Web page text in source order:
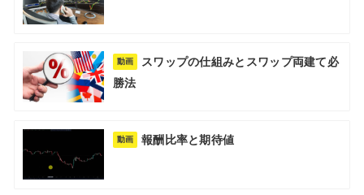
動画
スワップの仕組みとスワップ両建て必
勝法
動画 報酬比率と期待値